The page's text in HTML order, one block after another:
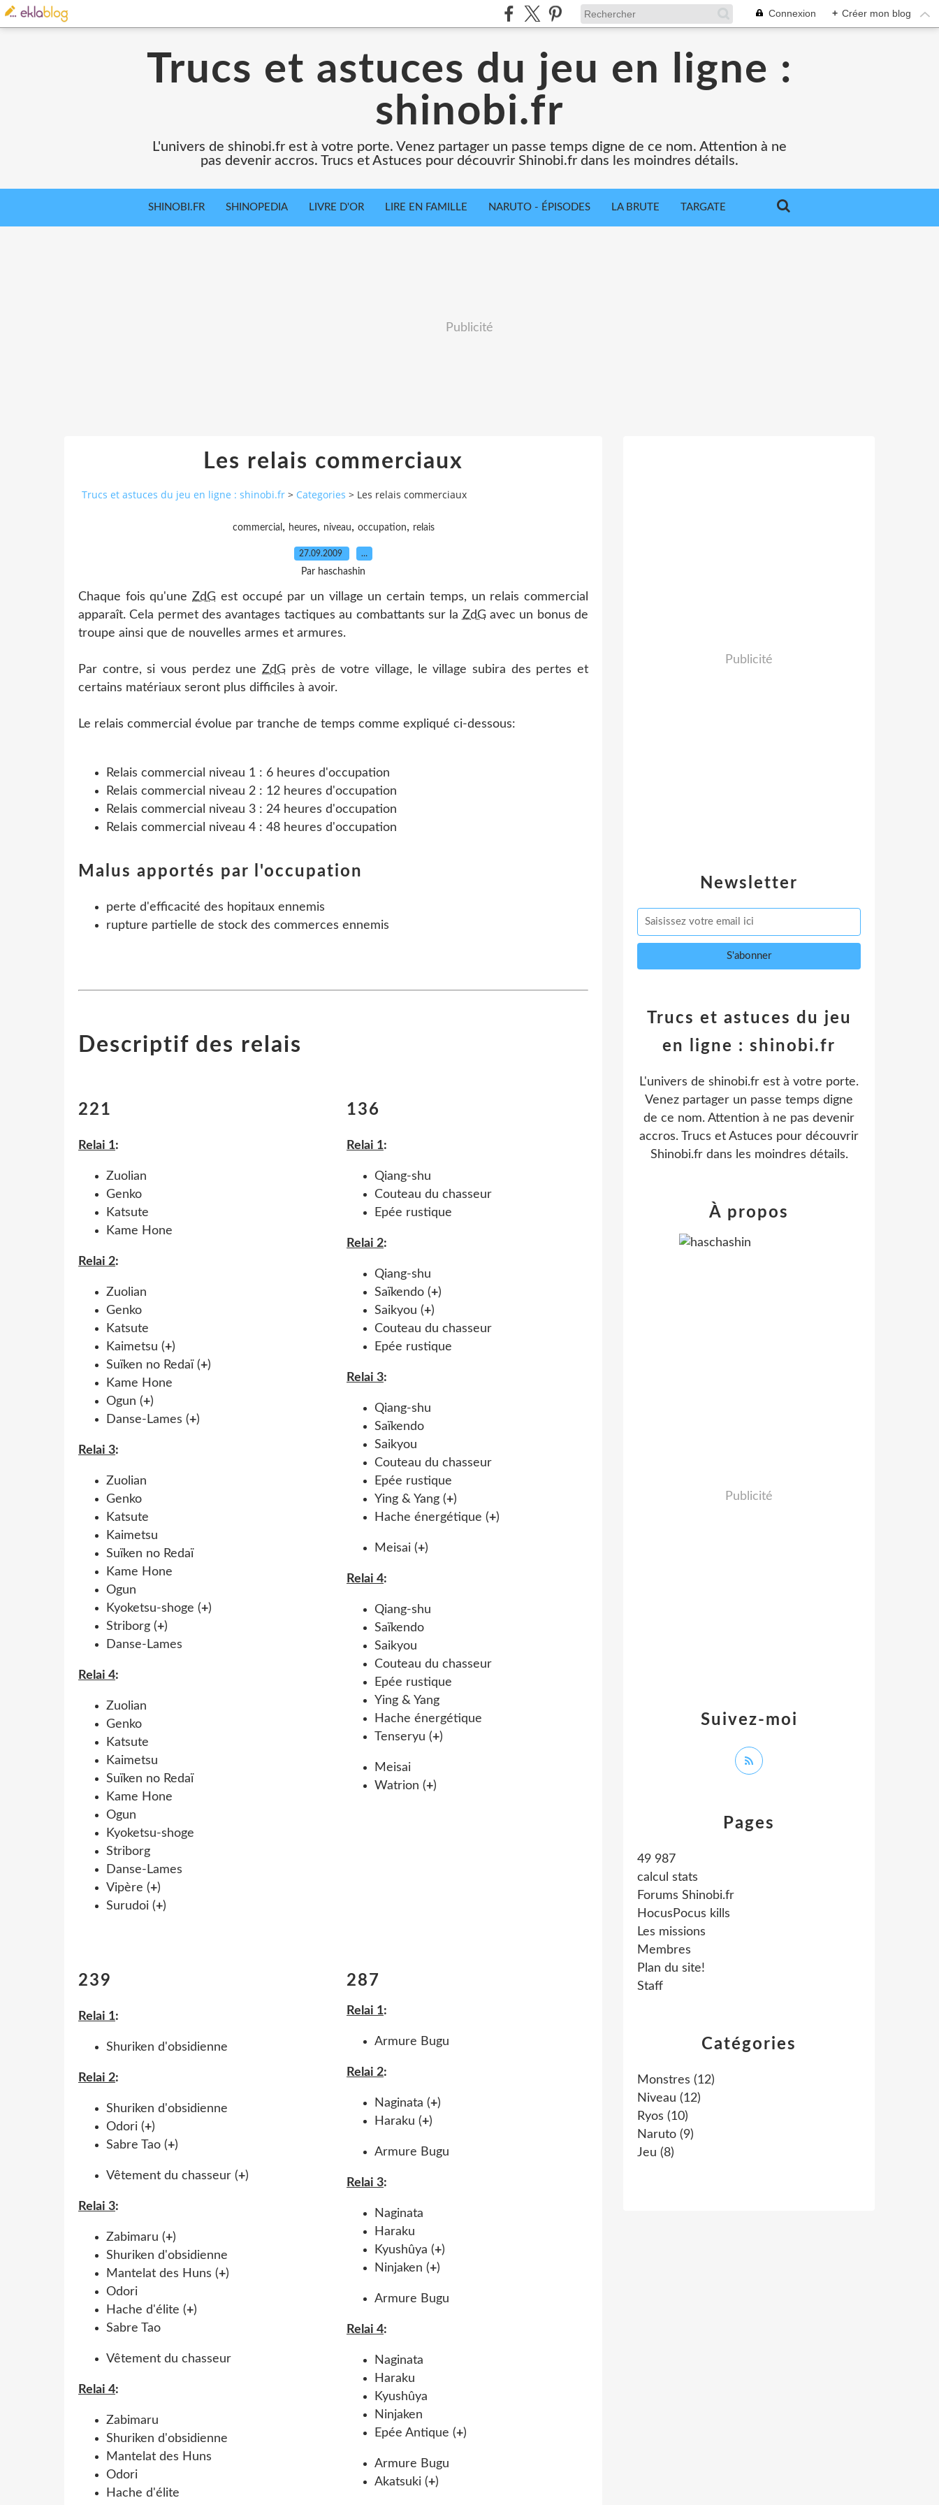
Connexion + Créer mon blog
Trucs et astuces du jeu en ligne :
shinobi.fr
L'univers de shinobi.fr est à votre porte. Venez partager un passe temps digne de ce nom. Attention à ne
pas devenir accros. Trucs et Astuces pour découvrir Shinobi.fr dans les moindres détails.
SHINOBI.FR SHINOPEDIA LIVRE D'OR LIRE EN FAMILLE NARUTO - ÉPISODES LA BRUTE TARGATE
Publicité
Les relais commerciaux
Trucs et astuces du jeu en ligne : shinobi.fr > Categories > Les relais commerciaux
commercial , heures, niveau, occupation, relais
27.09.2009 …
Par haschashin
Chaque fois qu'uneZdG est occupé par un village un certain temps, un relais commercial
apparaît. Cela permet des avantages tactiques au combattants sur la ZdGavec un bonus de
troupe ainsi que de nouvelles armes et armures.
Par contre, si vous perdez uneZdG près de votre village, le village subira des pertes et
certains matériaux seront plus difficiles à avoir.
Le relais commercial évolue par tranche de temps comme expliqué ci-dessous:
Relais commercial niveau 1 : 6 heures d'occupation
Relais commercial niveau 2 : 12 heures d'occupation
Relais commercial niveau 3 : 24 heures d'occupation
Relais commercial niveau 4 : 48 heures d'occupation
Malus apportés par l'occupation
perte d'efficacité des hopitaux ennemis
rupture partielle de stock des commerces ennemis
Descriptif des relais
221
Relai 1:
Zuolian
Genko
Katsute
Kame Hone
Relai 2:
Zuolian
Genko
Katsute
Kaimetsu (+)
Suïken no Redaï (+)
Kame Hone
Ogun (+)
Danse-Lames (+)
Relai 3:
Zuolian
Genko
Katsute
Kaimetsu
Suïken no Redaï
Kame Hone
Ogun
Kyoketsu-shoge (+)
Striborg (+)
Danse-Lames
Relai 4:
Zuolian
Genko
Katsute
Kaimetsu
Suïken no Redaï
Kame Hone
Ogun
Kyoketsu-shoge
Striborg
Danse-Lames
Vipère (+)
Surudoi (+)
136
Relai 1:
Qiang-shu
Couteau du chasseur
Epée rustique
Relai 2:
Qiang-shu
Saïkendo (+)
Saikyou (+)
Couteau du chasseur
Epée rustique
Relai 3:
Qiang-shu
Saïkendo
Saikyou
Couteau du chasseur
Epée rustique
Ying & Yang (+)
Hache énergétique (+)
Meisai (+)
Relai 4:
Qiang-shu
Saïkendo
Saikyou
Couteau du chasseur
Epée rustique
Ying & Yang
Hache énergétique
Tenseryu (+)
Meisai
Watrion (+)
239
Relai 1:
Shuriken d'obsidienne
Relai 2:
Shuriken d'obsidienne
Odori (+)
Sabre Tao (+)
Vêtement du chasseur (+)
Relai 3:
Zabimaru (+)
Shuriken d'obsidienne
Mantelat des Huns (+)
Odori
Hache d'élite (+)
Sabre Tao
Vêtement du chasseur
Relai 4:
Zabimaru
Shuriken d'obsidienne
Mantelat des Huns
Odori
Hache d'élite
287
Relai 1:
Armure Bugu
Relai 2:
Naginata (+)
Haraku (+)
Armure Bugu
Relai 3:
Naginata
Haraku
Kyushûya (+)
Ninjaken (+)
Armure Bugu
Relai 4:
Naginata
Haraku
Kyushûya
Ninjaken
Epée Antique (+)
Armure Bugu
Akatsuki (+)
Newsletter
Publicité
Catégories
Monstres (12)
Niveau (12)
Ryos (10)
Naruto (9)
Jeu (8)
Pages
49 987
calcul stats
Forums Shinobi.fr
HocusPocus kills
Les missions
Membres
Plan du site!
Staff
Trucs et astuces du jeu
en ligne : shinobi.fr
L'univers de shinobi.fr est à votre porte.
Venez partager un passe temps digne
de ce nom. Attention à ne pas devenir
accros. Trucs et Astuces pour découvrir
Shinobi.fr dans les moindres détails.
Suivez-moi
À propos
Publicité